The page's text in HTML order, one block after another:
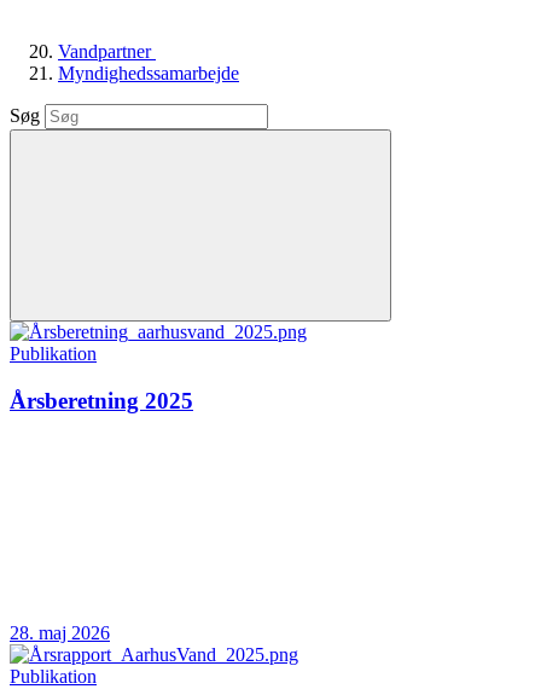
Vandpartner
Myndighedssamarbejde
Søg
Publikation
Årsberetning 2025
28. maj 2026
Publikation